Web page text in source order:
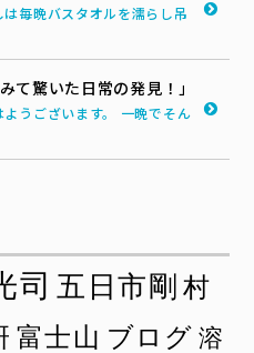
毎晩バスタオルを濡らし吊
て驚いた日常の発見！」
うございます。 一晩でそん
司 五日市剛 村
富士山 ブログ 溶